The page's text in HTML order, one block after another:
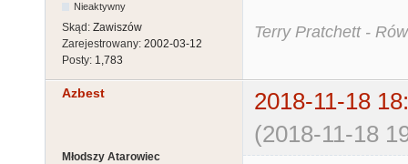
Nieaktywny
Skąd: Zawiszów
Zarejestrowany: 2002-03-12
Posty: 1,783
Terry Pratchett -
Azbest
2018-11-18
(2018-11-18
Młodszy Atarowiec